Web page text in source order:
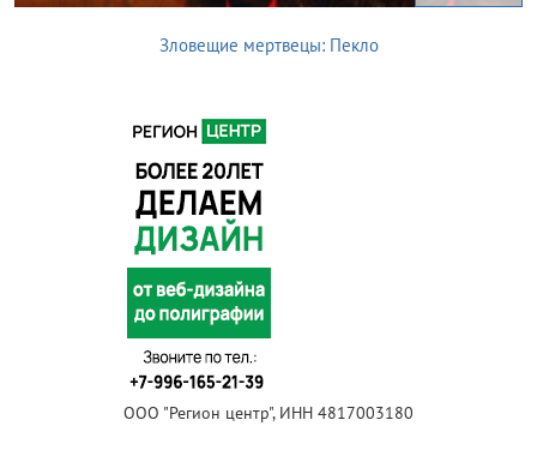
Зловещие мертвецы: Пекло
ООО "Регион центр", ИНН 4817003180